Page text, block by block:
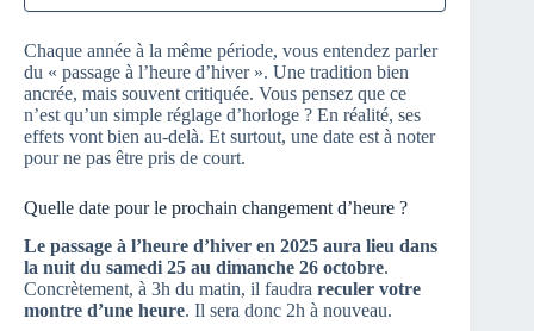
Chaque année à la même période, vous entendez parler
du « passage à l’heure d’hiver ». Une tradition bien
ancrée, mais souvent critiquée. Vous pensez que ce
n’est qu’un simple réglage d’horloge ? En réalité, ses
effets vont bien au-delà. Et surtout, une date est à noter
pour ne pas être pris de court.
Quelle date pour le prochain changement d’heure ?
Le passage à l’heure d’hiver en 2025 aura lieu dans
la nuit du samedi 25 au dimanche 26 octobre.
Concrètement, à 3h du matin, il faudra reculer votre
montre d’une heure. Il sera donc 2h à nouveau.